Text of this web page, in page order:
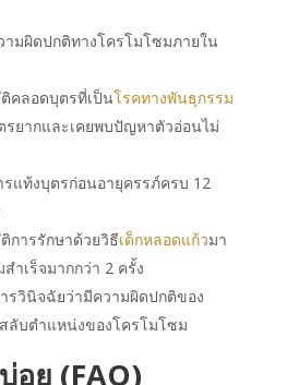
มผิดปกติทางโครโมโซมภายใน
คลอดบุตรที่เป็นโรคทางพันธุกรรม
ยากและเคยพบปัญหาตัวอ่อนไม่
แท้งบุตรก่อนอายุครรภ์ครบ 12
การรักษาด้วยวิธีเด็กหลอดแก้วมา
ำเร็จมากกว่า 2 ครั้ง
รวินิจฉัยว่ามีความผิดปกติของ
ลับตำแหน่งของโครโมโซม
อย (FAQ)